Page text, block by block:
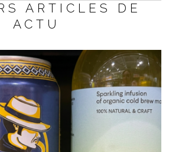
ARTICLES DE
ACTU